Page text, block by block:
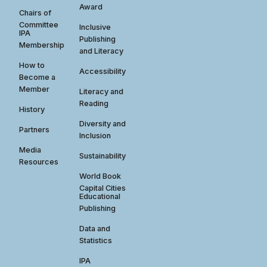
Chairs of
Committee
IPA
Membership
How to
Become a
Member
History
Partners
Media
Resources
Award
Inclusive
Publishing
and Literacy
Accessibility
Literacy and
Reading
Diversity and
Inclusion
Sustainability
World Book
Capital Cities
Educational
Publishing
Data and
Statistics
IPA